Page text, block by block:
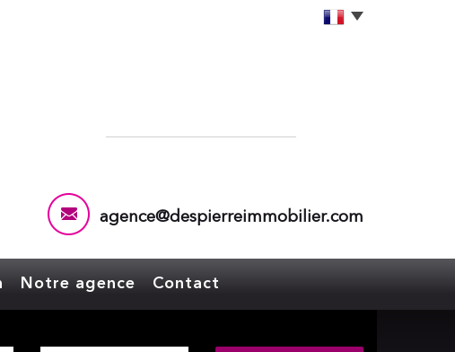
agence@despierreimmobilier.com
Notre agence Contact